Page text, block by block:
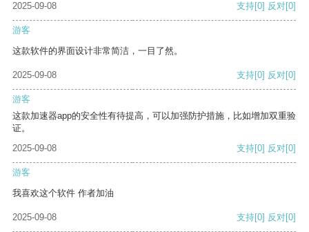
2025-09-08 支持[0] 反对[0]
游客
这款软件的界面设计非常简洁，一目了然。
2025-09-08 支持[0] 反对[0]
游客
这款加速器app的安全性有待提高，可以加强防护措施，比如增加双重验
证。
2025-09-08
支持[0] 反对[0]
游客
我喜欢这个软件 作者加油
2025-09-08 支持[0] 反对[0]